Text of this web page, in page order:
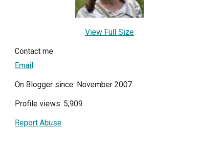
View Full Size
Contact me
Email
On Blogger since: November 2007
Profile views: 5,909
Report Abuse